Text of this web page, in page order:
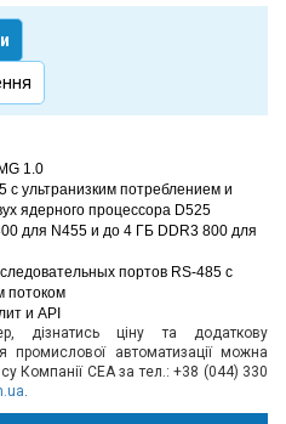
1.0
с ультранизким потреблением и
ядерного процессора D525
для N455 и до 4 ГБ DDR3 800 для
портов RS-485 с
потоком
и API
дізнатись ціну та додаткову
автоматизації можна
Компанії СЕА за тел.: +38 (044) 330
.